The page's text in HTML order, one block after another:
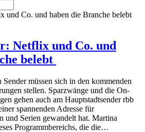
Netflix und Co. und
belebt
müssen sich in den kommenden
stellen. Sparzwänge und die On-
gehen auch am Hauptstadtsender rbb
spannenden Adresse für
und Serien gewandelt hat. Martina
Programmbereichs, die die…